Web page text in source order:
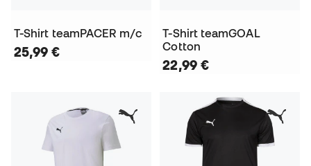
T-Shirt teamPACER m/c
25,99 €
T-Shirt teamGOAL
Cotton
22,99 €